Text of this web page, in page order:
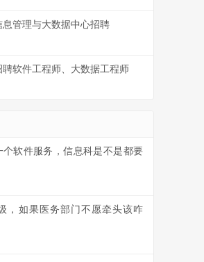
管理与大数据中心招聘
软件工程师、大数据工程师
软件服务，信息科是不是都要
，如果医务部门不愿牵头该咋